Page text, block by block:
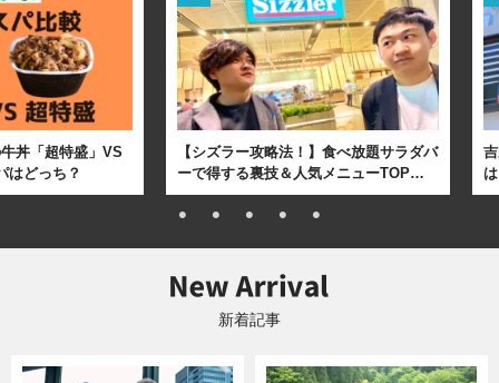
丼「超特盛」VS
はどっち？
【シズラー攻略法！】食べ放題サラダバ
ーで得する裏技＆人気メニューTOP…
新着記事